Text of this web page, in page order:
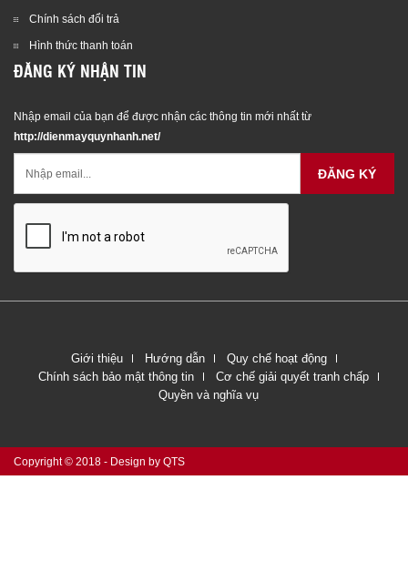
Chính sách đổi trả
Hình thức thanh toán
ĐĂNG KÝ NHẬN TIN
Nhập email của bạn để được nhận các thông tin mới nhất từ
http://dienmayquynhanh.net/
ĐĂNG KÝ
Giới thiệu Hướng dẫn
Quy chế hoạt động
Chính sách bảo mật thông tin
Cơ chế giải quyết tranh chấp
Quyền và nghĩa vụ
Copyright © 2018 - Design by QTS